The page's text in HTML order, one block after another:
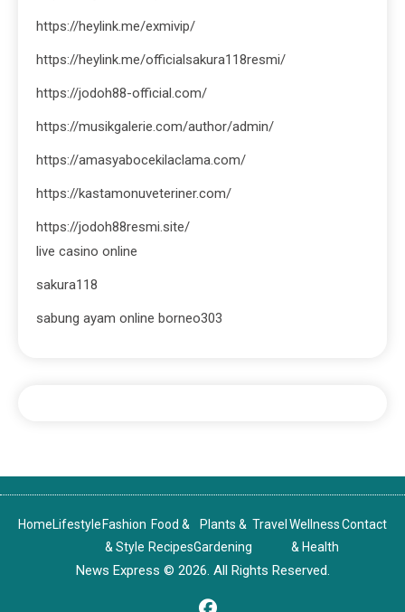
https://heylink.me/exmivip/
https://heylink.me/officialsakura118resmi/
https://jodoh88-official.com/
https://musikgalerie.com/author/admin/
https://amasyabocekilaclama.com/
https://kastamonuveteriner.com/
https://jodoh88resmi.site/
live casino online
sakura118
sabung ayam online borneo303
HomeLifestyle Fashion
& Style
Food &
Recipes
Plants &
Gardening
Travel Wellness
& Health
Contact
News Express © 2026. All Rights Reserved.